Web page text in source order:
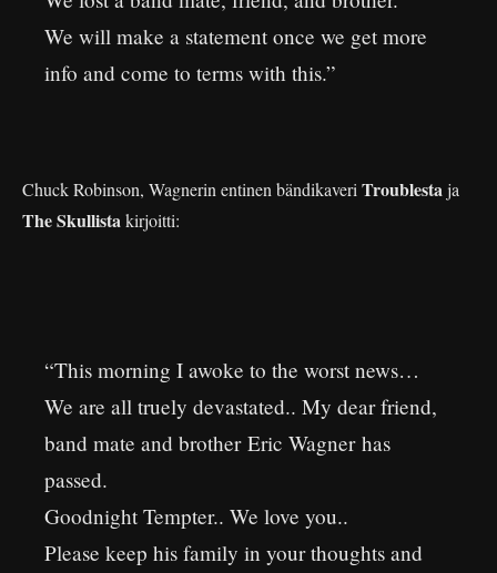
We will make a statement once we get more
info and come to terms with this.”
Chuck Robinson, Wagnerin entinen bändikaveri Troublestaja
The Skullistakirjoitti:
“This morning I awoke to the worst news…
We are all truely devastated.. My dear friend,
band mate and brother Eric Wagner has
passed.
Goodnight Tempter.. We love you..
Please keep his family in your thoughts and